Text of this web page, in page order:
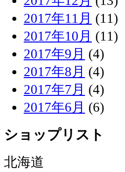
2017年11月 (11)
2017年10月 (11)
2017年9月 (4)
2017年8月 (4)
2017年7月 (4)
2017年6月 (6)
ショップリスト
北海道